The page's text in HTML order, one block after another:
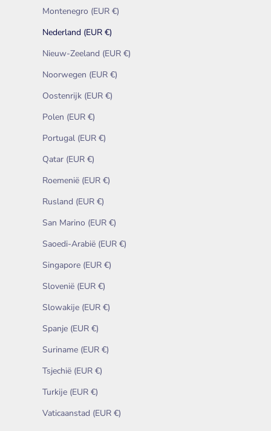
Montenegro (EUR €)
Nederland (EUR €)
Nieuw-Zeeland (EUR €)
Noorwegen (EUR €)
Oostenrijk (EUR €)
Polen (EUR €)
Portugal (EUR €)
Qatar (EUR €)
Roemenië (EUR €)
Rusland (EUR €)
San Marino (EUR €)
Saoedi-Arabië (EUR €)
Singapore (EUR €)
Slovenië (EUR €)
Slowakije (EUR €)
Spanje (EUR €)
Suriname (EUR €)
Tsjechië (EUR €)
Turkije (EUR €)
Vaticaanstad (EUR €)